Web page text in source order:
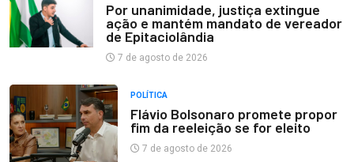
Por unanimidade, justiça extingue
ação e mantém mandato de vereador
de Epitaciolândia
7 de agosto de 2026
POLÍTICA
Flávio Bolsonaro promete propor
fim da reeleição se for eleito
7 de agosto de 2026